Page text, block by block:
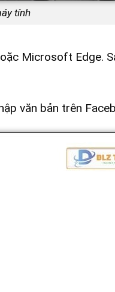
tính
Microsoft Edge.
văn bản trên